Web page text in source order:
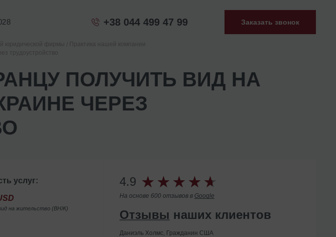
+38 044 499 47 99 Заказать звонок
ПОЛУЧИТЬ ВИД НА
ЧЕРЕЗ
услуг:
на жительство (ВНЖ)
4.9
На основе 600 отзывов в Google
Отзывы наших клиентов
Даниэль Холмс, Гражданин США